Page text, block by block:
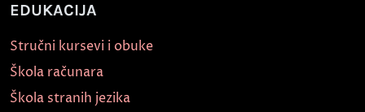
EDUKACIJA
Stručni kursevi i obuke
Škola računara
Škola stranih jezika